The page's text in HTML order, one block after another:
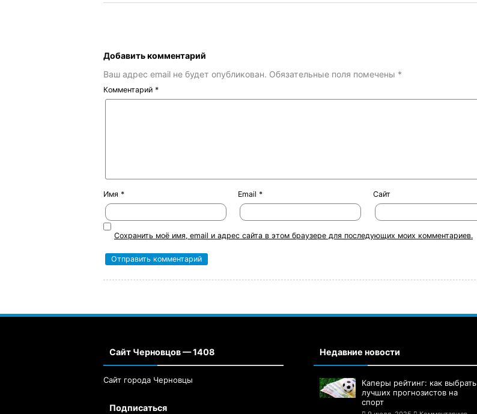
Добавить комментарий
Ваш адрес email не будет опубликован. Обязательные поля помечены *
Комментарий *
Имя * Email* Сайт
Сохранить моё имя, email и адрес сайта в этом браузере для последующих моих комментариев.
Сайт Черновцов — 1408
Сайт города Черновцы
Подписаться
Недавние новости
Каперы рейтинг: как выбрать
лучших прогнозистов на
спорт